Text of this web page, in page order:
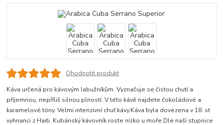
Ohodnotit produkt
Káva určená pro kávovým labužníkům. Vyznačuje se čistou chutí a
příjemnou, nepříliš silnou plností. V této kávě najdete čokoládové a
karamelové tóny. Velmi intenzivní chuť kávy.Káva byla dovezena v 18. st
vyhnanci z Haiti. Kubánský kávovník roste nízko u moře.Dle naší stupnice